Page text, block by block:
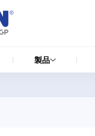
製品